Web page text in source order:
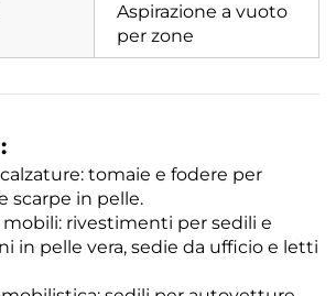
Aspirazione a vuoto
per zone
tomaie e fodere per
scarpe in pelle.
mobili: rivestimenti per sedili e
in pelle vera, sedie da ufficio e letti